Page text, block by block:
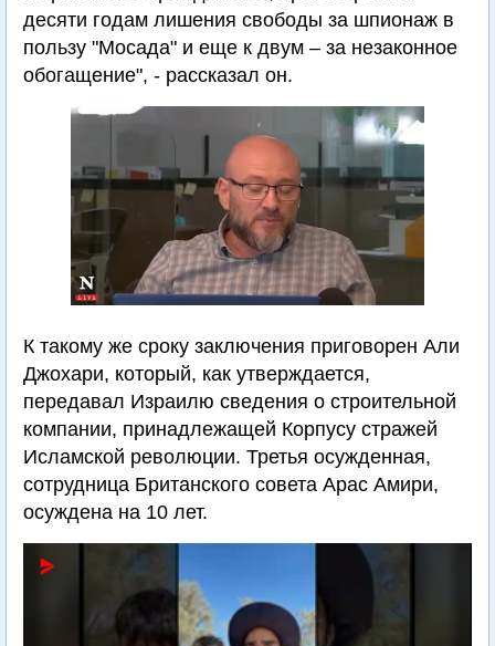
десяти годам лишения свободы за шпионаж в
пользу "Мосада" и еще к двум – за незаконное
обогащение", - рассказал он.
К такому же сроку заключения приговорен Али
Джохари, который, как утверждается,
передавал Израилю сведения о строительной
компании, принадлежащей Корпусу стражей
Исламской революции. Третья осужденная,
сотрудница Британского совета Арас Амири,
осуждена на 10 лет.